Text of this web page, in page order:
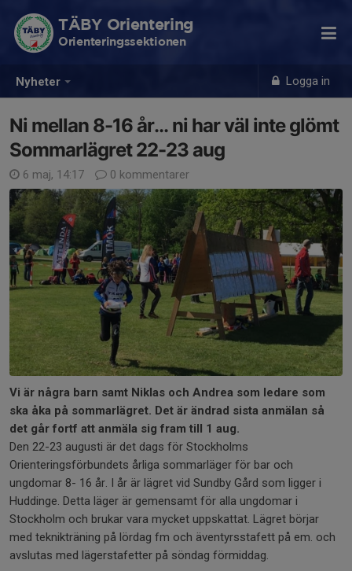
Nyheter Logga in
TÄBY Orientering
Orienteringssektionen
Ni mellan 8-16 år... ni har väl inte glömt
Sommarlägret 22-23 aug
6 maj, 14:17 0 kommentarer
Vi är några barn samt Niklas och Andrea som ledare som
ska åka på sommarlägret. Det är ändrad sista anmälan så
det går fortf att anmäla sig fram till 1 aug.
Den 22-23 augusti är det dags för Stockholms
Orienteringsförbundets årliga sommarläger för bar och
ungdomar 8- 16 år. I år är lägret vid Sundby Gård som ligger i
Huddinge. Detta läger är gemensamt för alla ungdomar i
Stockholm och brukar vara mycket uppskattat. Lägret börjar
med teknikträning på lördag fm och äventyrsstafett på em. och
avslutas med lägerstafetter på söndag förmiddag.